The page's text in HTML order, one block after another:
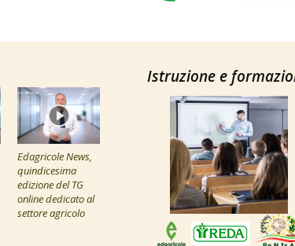
Edagricole News,
quindicesima
edizione del TG
online dedicato al
settore agricolo
Istruzione e